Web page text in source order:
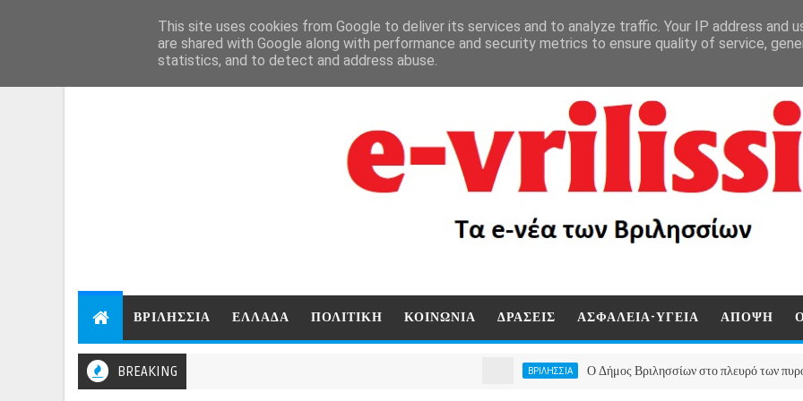
ΒΡΙΛΗΣΣΙΑ ΕΛΛΑΔΑ ΠΟΛΙΤΙΚΗ ΚΟΙΝΩΝΙΑ ΔΡΑΣΕΙΣ ΑΣΦΑΛΕΙΑ-ΥΓΕΙΑ ΑΠΟΨΗ
BREAKING Ο Δήμος Βριλησσίων στο πλευρό των πυρόπληκτων
This site uses cookies from Google to deliver its services and to analyze traffic. Your IP address and
are shared with Google along with performance and security metrics to ensure quality of service,
statistics, and to detect and address abuse.